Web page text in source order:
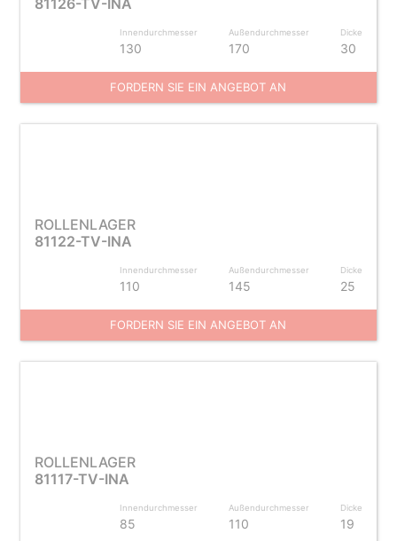
81126-TV-INA
Innendurchmesser
130
Außendurchmesser
170
Dicke
30
FORDERN SIE EIN ANGEBOT AN
ROLLENLAGER
81122-TV-INA
Innendurchmesser
110
Außendurchmesser
145
Dicke
25
FORDERN SIE EIN ANGEBOT AN
ROLLENLAGER
81117-TV-INA
Innendurchmesser
85
Außendurchmesser
110
Dicke
19